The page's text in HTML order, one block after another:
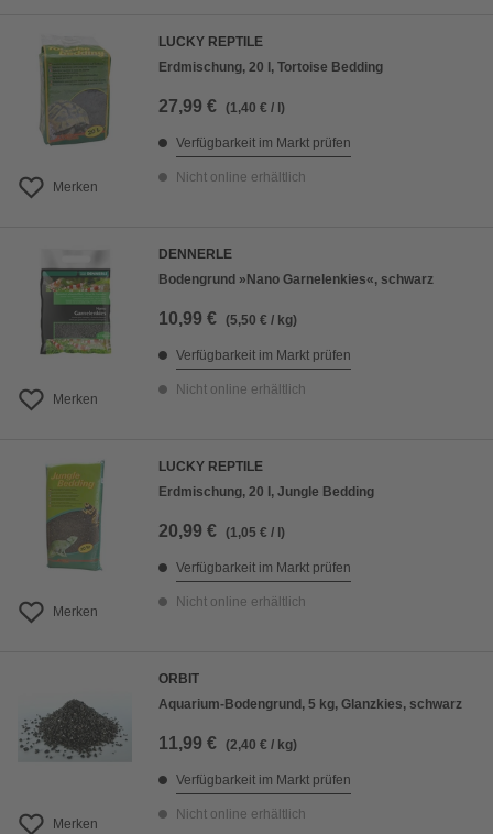
Merken
LUCKY REPTILE
Erdmischung, 20 l, Tortoise Bedding
27,99 € (1,40 € / l)
Verfügbarkeit im Markt prüfen
Nicht online erhältlich
Merken
DENNERLE
Bodengrund »Nano Garnelenkies«, schwarz
10,99 € (5,50 € / kg)
Verfügbarkeit im Markt prüfen
Nicht online erhältlich
Merken
LUCKY REPTILE
Erdmischung, 20 l, Jungle Bedding
20,99 € (1,05 € / l)
Verfügbarkeit im Markt prüfen
Nicht online erhältlich
Merken
ORBIT
Aquarium-Bodengrund, 5 kg, Glanzkies, schwarz
11,99 € (2,40 € / kg)
Verfügbarkeit im Markt prüfen
Nicht online erhältlich